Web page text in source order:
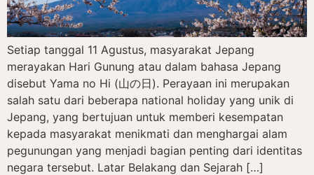
Setiap tanggal 11 Agustus, masyarakat Jepang
merayakan Hari Gunung atau dalam bahasa Jepang
disebut Yama no Hi (山の日). Perayaan ini merupakan
salah satu dari beberapa national holiday yang unik di
Jepang, yang bertujuan untuk memberi kesempatan
kepada masyarakat menikmati dan menghargai alam
pegunungan yang menjadi bagian penting dari identitas
negara tersebut. Latar Belakang dan Sejarah […]